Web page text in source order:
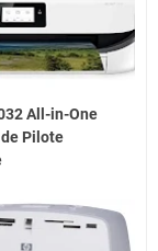
All-in-One
Pilote